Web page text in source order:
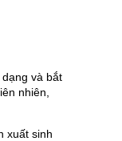
và bắt
nhiên,
xuất sinh